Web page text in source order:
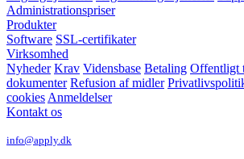
Administrationspriser
Produkter
Software SSL-certifikater
Virksomhed
Nyheder Krav Vidensbase Betaling Offentligt
dokumenter Refusion af midler
cookies Anmeldelser
Kontakt os
info@apply.dk